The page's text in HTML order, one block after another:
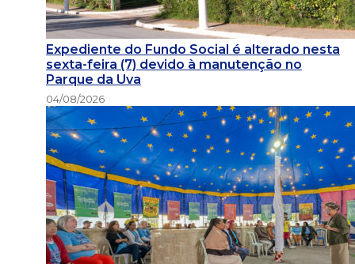
Expediente do Fundo Social é alterado nesta
sexta-feira (7) devido à manutenção no
Parque da Uva
04/08/2026